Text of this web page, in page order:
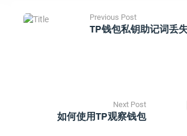
Previous Post
TP钱包私钥助记词丢
Next Post
如何使用TP观察钱包